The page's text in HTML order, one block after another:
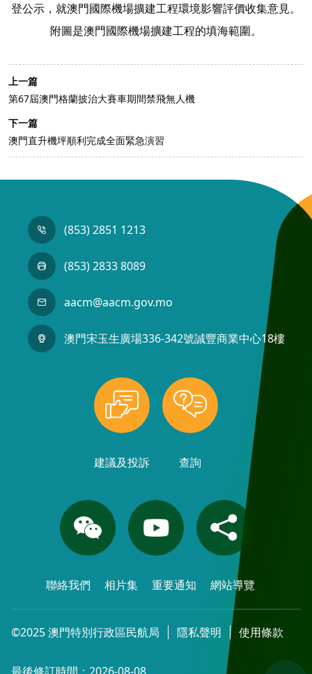
登公示，就澳門國際機場擴建工程環境影響評價收集意見。
附圖是澳門國際機場擴建工程的填海範圍。
上一篇
第67屆澳門格蘭披治大賽車期間禁飛無人機
下一篇
澳門直升機坪順利完成全面緊急演習
(853) 2851 1213
(853) 2833 8089
aacm@aacm.gov.mo
澳門宋玉生廣場336-342號誠豐商業中心18樓
建議及投訴 查詢
聯絡我們 相片集 重要通知 網站導覽
©2025 澳門特別行政區民航局 隱私聲明 使用條款